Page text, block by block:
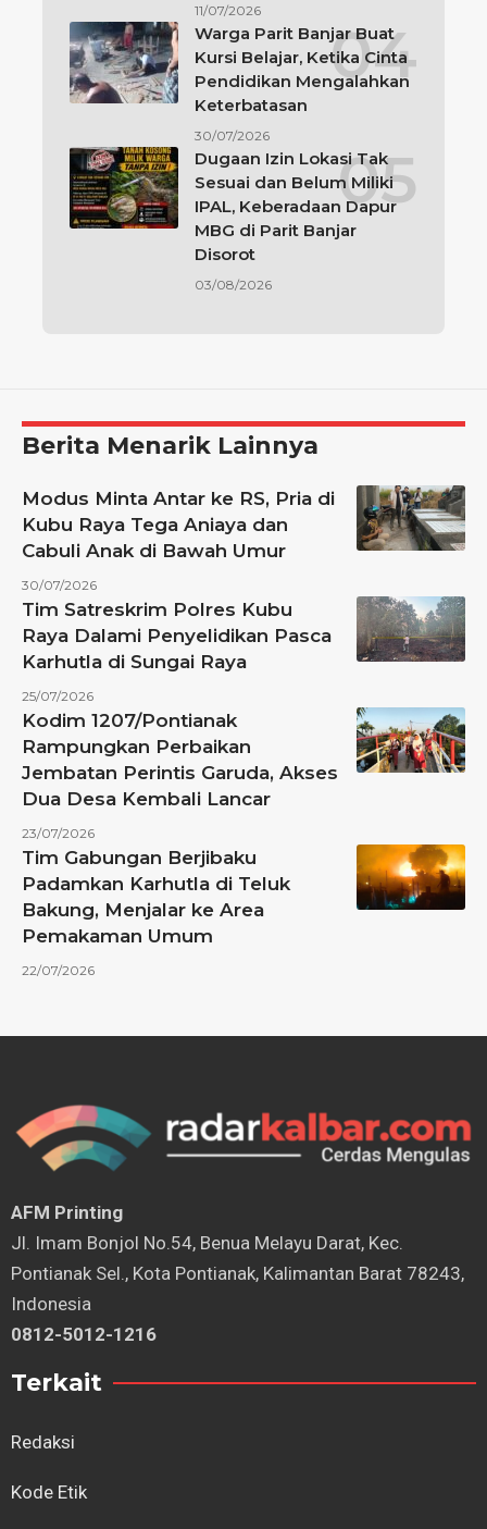
11/07/2026
Warga Parit Banjar Buat
Kursi Belajar, Ketika Cinta
Pendidikan Mengalahkan
Keterbatasan
30/07/2026
Dugaan Izin Lokasi Tak
Sesuai dan Belum Miliki
IPAL, Keberadaan Dapur
MBG di Parit Banjar
Disorot
03/08/2026
Berita Menarik Lainnya
Modus Minta Antar ke RS, Pria di
Kubu Raya Tega Aniaya dan
Cabuli Anak di Bawah Umur
30/07/2026
Tim Satreskrim Polres Kubu
Raya Dalami Penyelidikan Pasca
Karhutla di Sungai Raya
25/07/2026
Kodim 1207/Pontianak
Rampungkan Perbaikan
Jembatan Perintis Garuda, Akses
Dua Desa Kembali Lancar
23/07/2026
Tim Gabungan Berjibaku
Padamkan Karhutla di Teluk
Bakung, Menjalar ke Area
Pemakaman Umum
22/07/2026
AFM Printing
⁠Jl. Imam Bonjol No.54, Benua Melayu Darat, Kec.
Pontianak Sel., Kota Pontianak, Kalimantan Barat 78243,
Indonesia
0812-5012-1216
Terkait
Redaksi
Kode Etik